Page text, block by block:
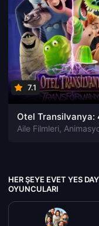
7.1
Aile Filmleri, Animasyon
HER ŞEYE EVET YES
OYUNCULARI